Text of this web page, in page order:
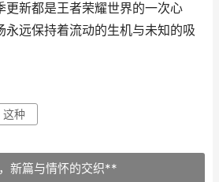
更新都是王者荣耀世界的一次心
永远保持着流动的生机与未知的吸
这种
新篇与情怀的交织**